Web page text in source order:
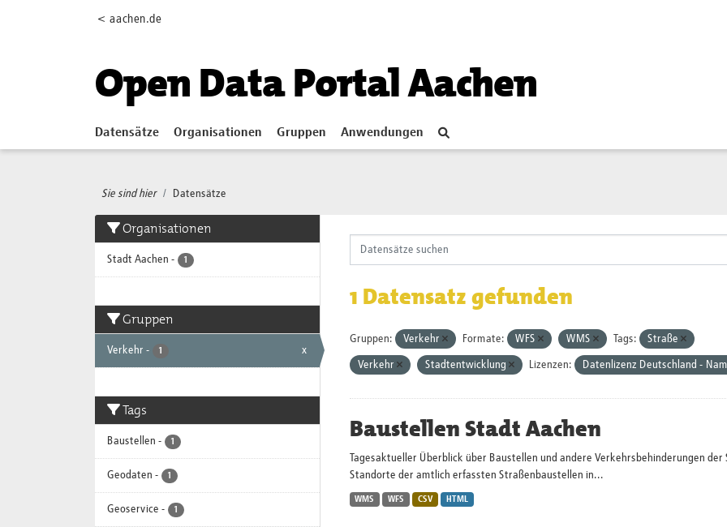
< aachen.de
Open Data Portal Aachen
Datensätze Organisationen Gruppen Anwendungen
Sie sind hier Datensätze
Organisationen
Stadt Aachen - 1
Gruppen
Verkehr - 1 x
Tags
Baustellen - 1
Geodaten - 1
Geoservice - 1
1 Datensatz gefunden
Gruppen: Verkehr Formate: WFS WMS Tags: Straße
Verkehr Stadtentwicklung Lizenzen: Datenlizenz Deutschland -
Baustellen Stadt Aachen
Tagesaktueller Überblick über Baustellen und andere Verkehrsbehinderungen
Standorte der amtlich erfassten Straßenbaustellen in...
WMS WFS CSV HTML